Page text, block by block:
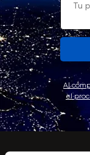
Al
el